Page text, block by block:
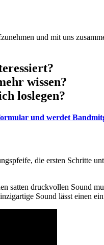
und mit uns
wissen?
loslegen?
und werdet
die ersten Schritte
satten druckvollen Sound
Sound lässt einen